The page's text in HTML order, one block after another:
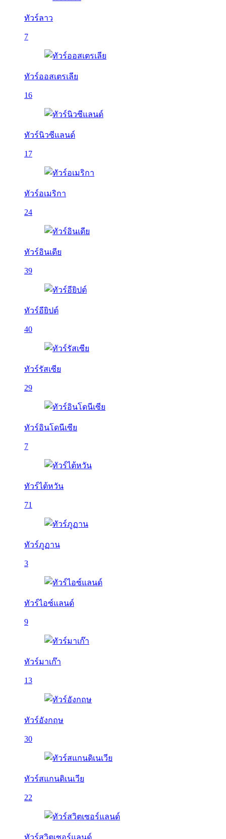
ทัวร์ลาว
7
ทัวร์ออสเตรเลีย
16
ทัวร์นิวซีแลนด์
17
ทัวร์อเมริกา
24
ทัวร์อินเดีย
39
ทัวร์อียิปต์
40
ทัวร์รัสเซีย
29
ทัวร์อินโดนีเซีย
7
ทัวร์ไต้หวัน
71
ทัวร์ภูฏาน
3
ทัวร์ไอซ์แลนด์
9
ทัวร์มาเก๊า
13
ทัวร์อังกฤษ
30
ทัวร์สแกนดิเนเวีย
22
ทัวร์สวิตเซอร์แลนด์